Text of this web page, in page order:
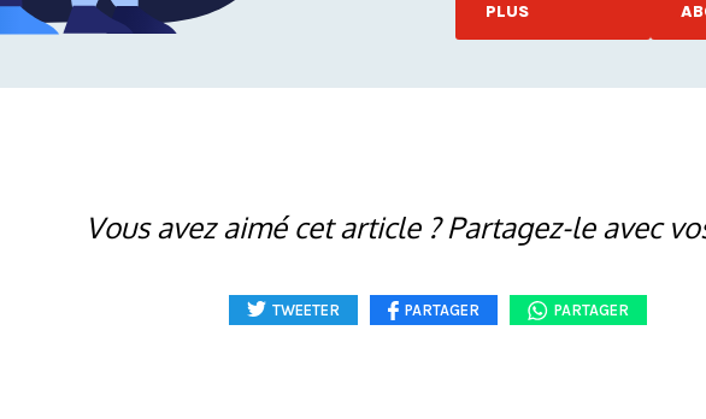
PLUS
Vous avez aimé cet article ? Partagez-le avec
TWEETER PARTAGER PARTAGER